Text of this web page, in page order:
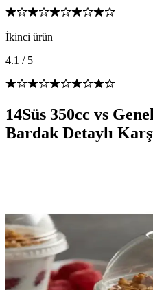
İkinci ürün
4.1 / 5
14Süs 350cc vs
Bardak Detaylı